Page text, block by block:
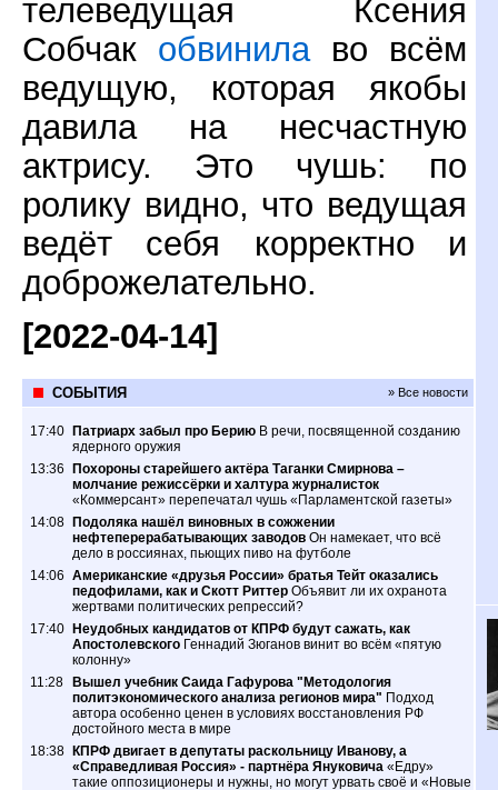
телеведущая Ксения
Собчак обвинилаво всём
ведущую, которая якобы
давила на несчастную
актрису. Это чушь: по
ролику видно, что ведущая
ведёт себя корректно и
доброжелательно.
[2022-04-14]
СОБЫТИЯ » Все новости
17:40 Патриарх забыл про Берию В речи, посвященной созданию
ядерного оружия
13:36 Похороны старейшего актёра Таганки Смирнова –
молчание режиссёрки и халтура журналисток
«Коммерсант» перепечатал чушь «Парламентской газеты»
14:08 Подоляка нашёл виновных в сожжении
нефтеперерабатывающих заводов Он намекает, что всё
дело в россиянах, пьющих пиво на футболе
14:06 Американские «друзья России» братья Тейт оказались
педофилами, как и Скотт Риттер Объявит ли их охранота
жертвами политических репрессий?
17:40 Неудобных кандидатов от КПРФ будут сажать, как
Апостолевского Геннадий Зюганов винит во всём «пятую
колонну»
11:28 Вышел учебник Саида Гафурова "Методология
политэкономического анализа регионов мира" Подход
автора особенно ценен в условиях восстановления РФ
достойного места в мире
18:38 КПРФ двигает в депутаты раскольницу Иванову, а
«Справедливая Россия» - партнёра Януковича «Едру»
такие оппозиционеры и нужны, но могут урвать своё и «Новые